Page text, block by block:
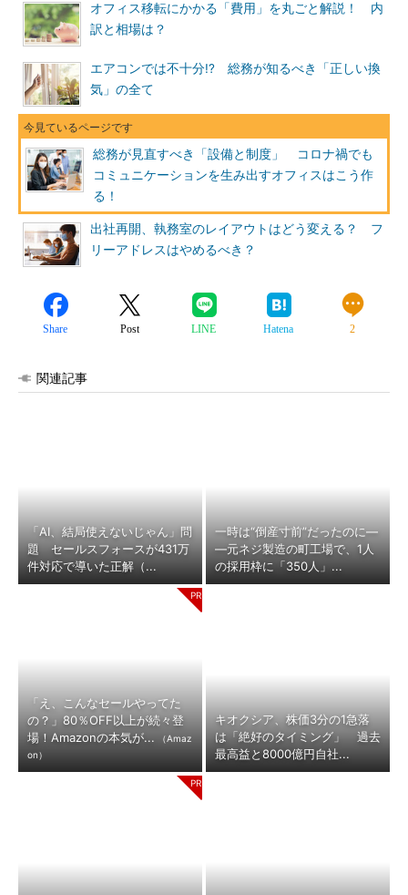
オフィス移転にかかる「費用」を丸ごと解説！ 内
訳と相場は？
エアコンでは不十分!? 総務が知るべき「正しい換
気」の全て
総務が見直すべき「設備と制度」 コロナ禍でも
コミュニケーションを生み出すオフィスはこう作
る！
出社再開、執務室のレイアウトはどう変える？ フ
リーアドレスはやめるべき？
Share Post LINE Hatena 2
関連記事
「AI、結局使えないじゃん」問
題 セールスフォースが431万
件対応で導いた正解（...
一時は“倒産寸前”だったのに―
―元ネジ製造の町工場で、1人
の採用枠に「350人」...
「え、こんなセールやってた
の？」80％OFF以上が続々登
場！Amazonの本気が...
（Amaz
on）
キオクシア、株価3分の1急落
は「絶好のタイミング」 過去
最高益と8000億円自社...